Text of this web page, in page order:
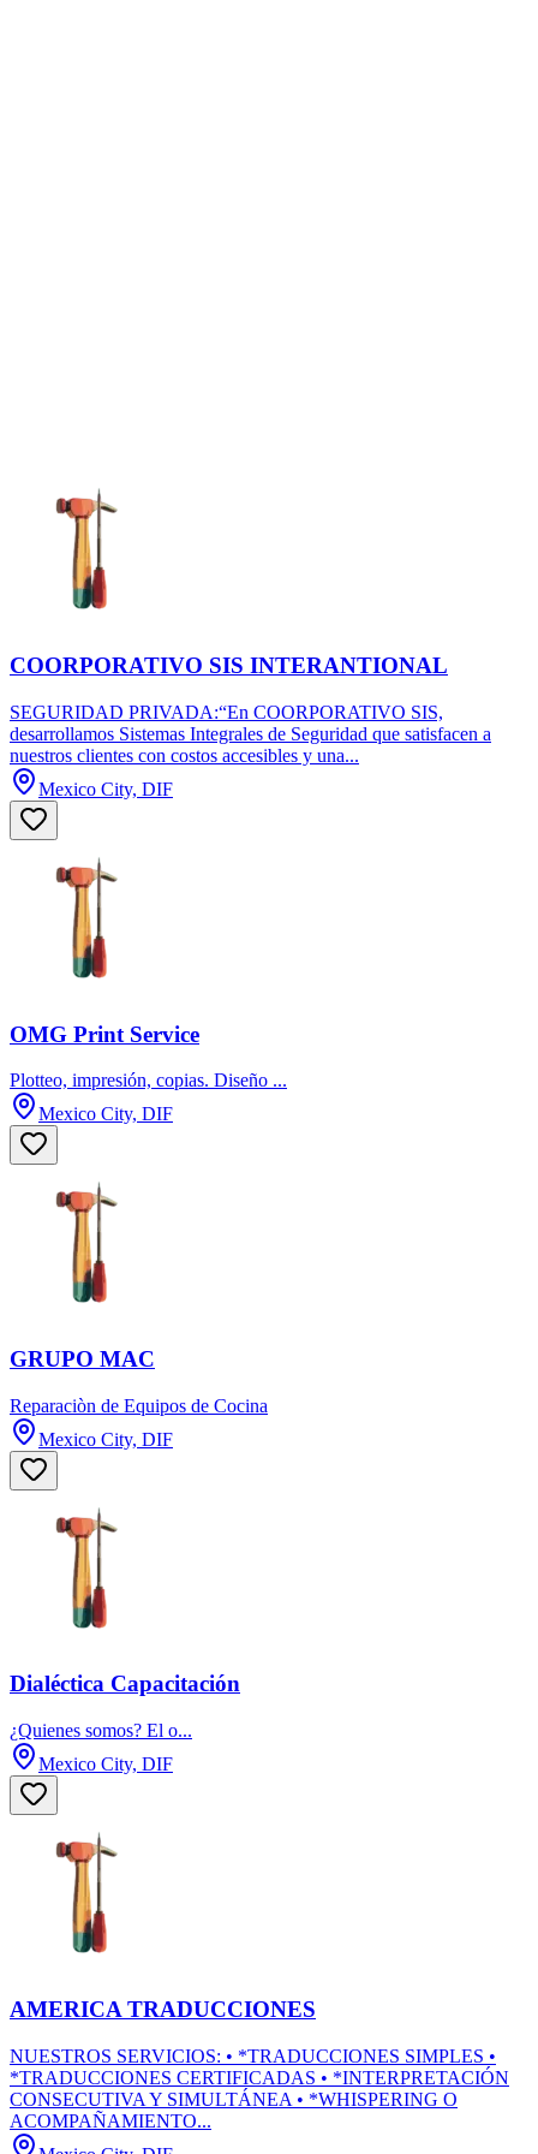
COORPORATIVO SIS INTERANTIONAL
SEGURIDAD PRIVADA:“En COORPORATIVO SIS,
desarrollamos Sistemas Integrales de Seguridad que satisfacen a
nuestros clientes con costos accesibles y una...
Mexico City, DIF
OMG Print Service
Plotteo, impresión, copias. Diseño ...
Mexico City, DIF
GRUPO MAC
Reparaciòn de Equipos de Cocina
Mexico City, DIF
Dialéctica Capacitación
¿Quienes somos​? El o...
Mexico City, DIF
AMERICA TRADUCCIONES
NUESTROS SERVICIOS: • *TRADUCCIONES SIMPLES •
*TRADUCCIONES CERTIFICADAS • *INTERPRETACIÓN
CONSECUTIVA Y SIMULTÁNEA • *WHISPERING O
ACOMPAÑAMIENTO...